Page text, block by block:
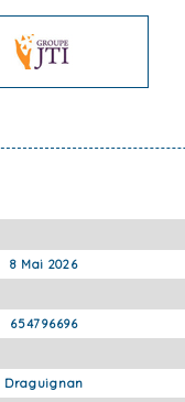
8 Mai 2026
654796696
Draguignan